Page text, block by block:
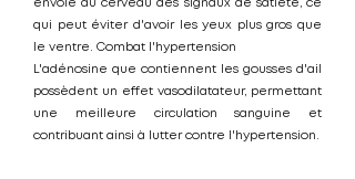
envoie au cerveau des signaux de satiété, ce
qui peut éviter d'avoir les yeux plus gros que
le ventre. Combat l'hypertension
L'adénosine que contiennent les gousses d'ail
possèdent un effet vasodilatateur, permettant
une meilleure circulation sanguine et
contribuant ainsi à lutter contre l'hypertension.